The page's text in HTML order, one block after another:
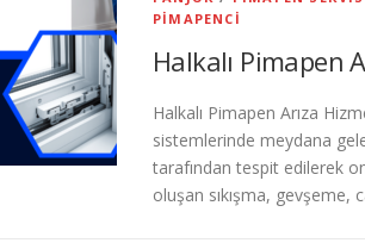
PIMAPENCI
Halkalı Pimapen
Halkalı Pimapen Arıza
sistemlerinde meydana
tarafından tespit edilerek
oluşan sıkışma, gevşeme,